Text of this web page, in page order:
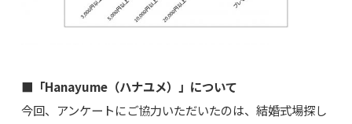
■「Hanayume（ハナユメ）」について
今回、アンケートにご協力いただいたのは、結婚式場探し